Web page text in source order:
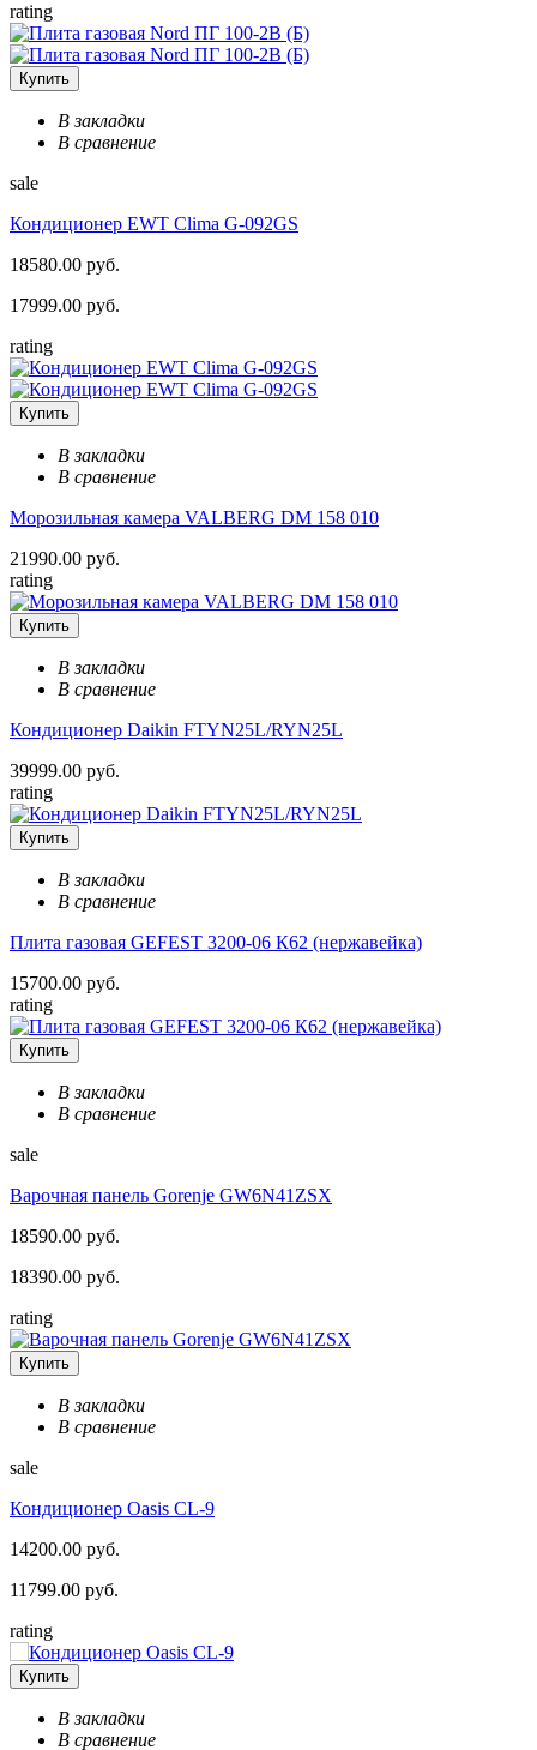
rating
Купить
В закладки
В сравнение
sale
Кондиционер EWT Clima G-092GS
18580.00 руб.
17999.00 руб.
rating
Купить
В закладки
В сравнение
Морозильная камера VALBERG DM 158 010
21990.00 руб.
rating
Купить
В закладки
В сравнение
Кондиционер Daikin FTYN25L/RYN25L
39999.00 руб.
rating
Купить
В закладки
В сравнение
Плита газовая GEFEST 3200-06 К62 (нержавейка)
15700.00 руб.
rating
Купить
В закладки
В сравнение
sale
Варочная панель Gorenje GW6N41ZSX
18590.00 руб.
18390.00 руб.
rating
Купить
В закладки
В сравнение
sale
Кондиционер Оasis CL-9
14200.00 руб.
11799.00 руб.
rating
Купить
В закладки
В сравнение